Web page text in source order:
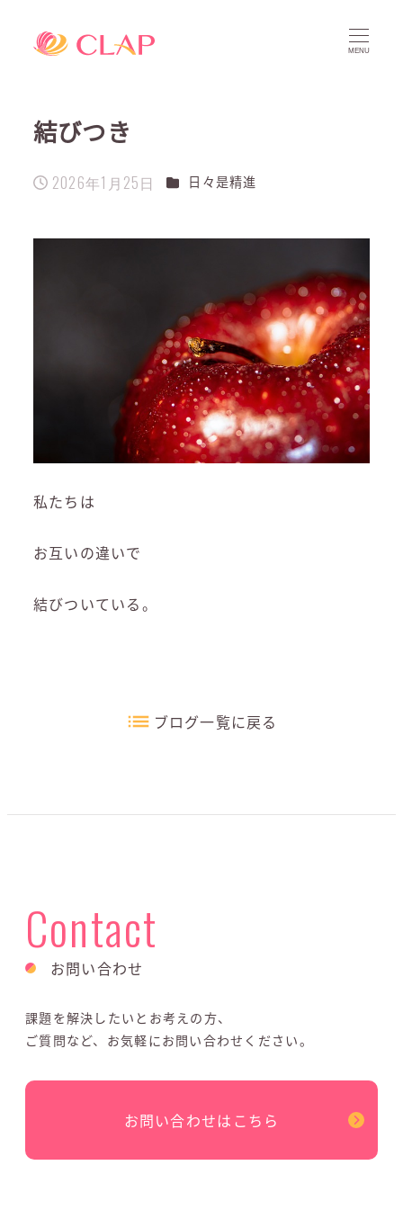
MENU
結びつき
投稿日
2026年1月25日 カテゴリー
日々是精進
私たちは
お互いの違いで
結びついている。
ブログ一覧に戻る
Contact
お問い合わせ
課題を解決したいとお考えの方、
ご質問など、お気軽にお問い合わせください。
お問い合わせはこちら